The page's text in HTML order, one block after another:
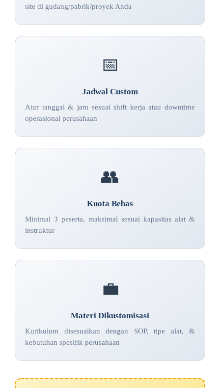
site di gudang/pabrik/proyek Anda
📅
Jadwal Custom
Atur tanggal & jam sesuai shift kerja atau downtime
operasional perusahaan
👥
Kuota Bebas
Minimal 3 peserta, maksimal sesuai kapasitas alat &
instruktur
💼
Materi Dikustomisasi
Kurikulum disesuaikan dengan SOP, tipe alat, &
kebutuhan spesifik perusahaan